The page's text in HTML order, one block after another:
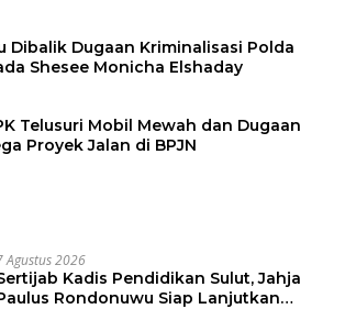
Dibalik Dugaan Kriminalisasi Polda
Shesee Monicha Elshaday
Telusuri Mobil Mewah dan Dugaan
Proyek Jalan di BPJN
Agustus 2026
Kadis Pendidikan Sulut, Jahja
Rondonuwu Siap Lanjutkan